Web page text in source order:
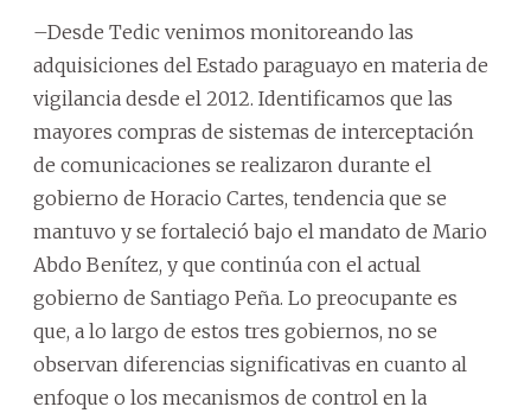
–Desde Tedic venimos monitoreando las
adquisiciones del Estado paraguayo en materia de
vigilancia desde el 2012. Identificamos que las
mayores compras de sistemas de interceptación
de comunicaciones se realizaron durante el
gobierno de Horacio Cartes, tendencia que se
mantuvo y se fortaleció bajo el mandato de Mario
Abdo Benítez, y que continúa con el actual
gobierno de Santiago Peña. Lo preocupante es
que, a lo largo de estos tres gobiernos, no se
observan diferencias significativas en cuanto al
enfoque o los mecanismos de control en la